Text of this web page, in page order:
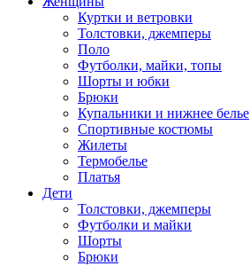
Куртки и ветровки
Толстовки, джемперы
Поло
Футболки, майки, топы
Шорты и юбки
Брюки
Купальники и нижнее белье
Спортивные костюмы
Жилеты
Термобелье
Платья
Дети
Толстовки, джемперы
Футболки и майки
Шорты
Брюки